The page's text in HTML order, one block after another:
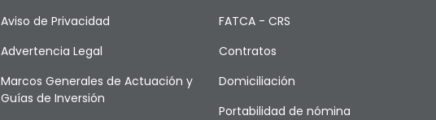
Aviso de Privacidad
Advertencia Legal
Marcos Generales de Actuación y
Guías de Inversión
FATCA - CRS
Contratos
Domiciliación
Portabilidad de nómina